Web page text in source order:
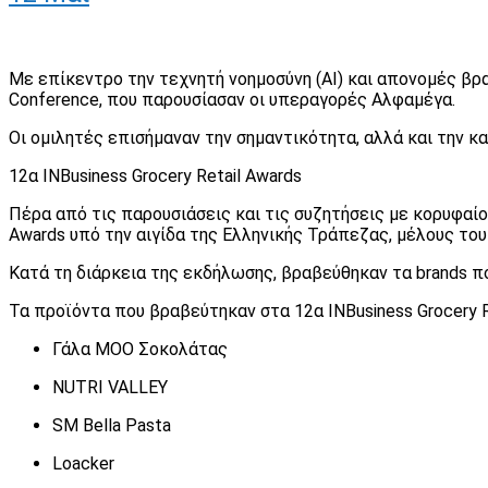
Με επίκεντρο την τεχνητή νοημοσύνη (AI) και απονομές
Conference, που παρουσίασαν οι υπεραγορές Αλφαμέγα.
Οι ομιλητές επισήμαναν την σημαντικότητα, αλλά και την
12α IΝBusiness Grocery Retail Awards
Πέρα από τις παρουσιάσεις και τις συζητήσεις με
Awards υπό την αιγίδα της Ελληνικής Τράπεζας, μέλους
Κατά τη διάρκεια της εκδήλωσης, βραβεύθηκαν τα brands
Τα προϊόντα που βραβεύτηκαν στα 12α ΙΝΒusiness Grocery
Γάλα MOO Σοκολάτας
NUTRI VALLEY
SM Bella Pasta
Loacker